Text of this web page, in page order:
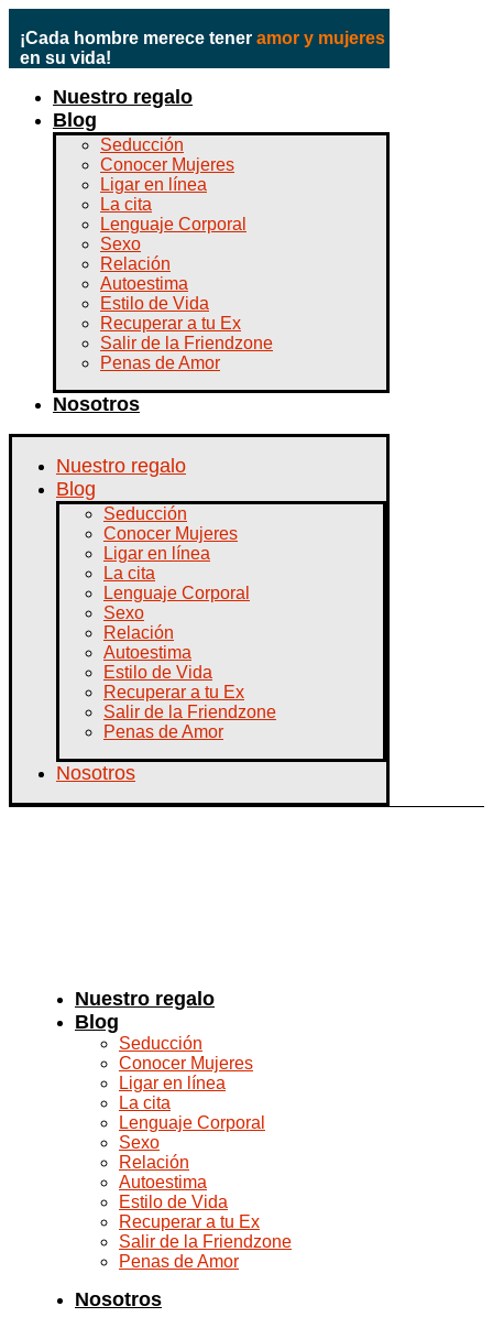
¡Cada hombre merece tener amor y mujeres
en su vida!
Nuestro regalo
Blog
Seducción
Conocer Mujeres
Ligar en línea
La cita
Lenguaje Corporal
Sexo
Relación
Autoestima
Estilo de Vida
Recuperar a tu Ex
Salir de la Friendzone
Penas de Amor
Nosotros
Nuestro regalo
Blog
Seducción
Conocer Mujeres
Ligar en línea
La cita
Lenguaje Corporal
Sexo
Relación
Autoestima
Estilo de Vida
Recuperar a tu Ex
Salir de la Friendzone
Penas de Amor
Nosotros
Nuestro regalo
Blog
Seducción
Conocer Mujeres
Ligar en línea
La cita
Lenguaje Corporal
Sexo
Relación
Autoestima
Estilo de Vida
Recuperar a tu Ex
Salir de la Friendzone
Penas de Amor
Nosotros